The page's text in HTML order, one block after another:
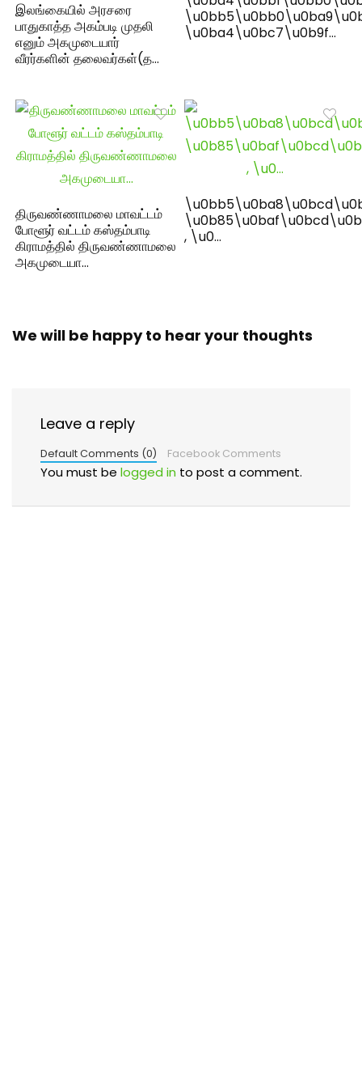
இலங்கையில் அரசரை
பாதுகாத்த அகம்படி முதலி
எனும் அகமுடையார்
வீரர்களின் தலைவர்கள்(த…
\u0ba4\u0bc7\u0b9f…
திருவண்ணாமலை மாவட்டம்
போளூர் வட்டம் கஸ்தம்பாடி
கிராமத்தில் திருவண்ணாமலை
அகமுடையா…
, \u0…
We will be happy to hear your thoughts
Leave a reply
Default Comments (0) Facebook Comments
You must be logged in to post a comment.